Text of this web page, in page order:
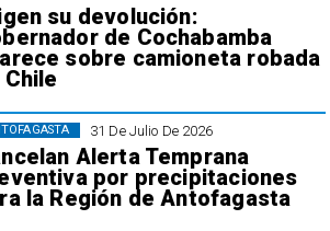
su devolución:
de Cochabamba
sobre camioneta robada
Chile
31 De Julio De 2026
Alerta Temprana
por precipitaciones
la Región de Antofagasta